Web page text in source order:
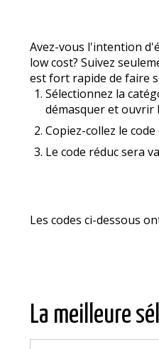
Avez-vous l'intention
low cost? Suivez
est fort rapide de faire
Sélectionnez la
démasquer et ouvrir
Copiez-collez le
Le code réduc sera
Les codes ci-dessous
La meilleure